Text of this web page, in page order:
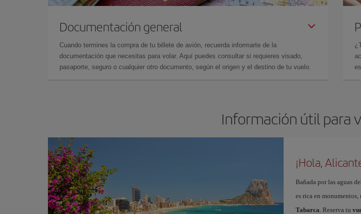
Documentación general
Cuando termines la compra de tu billete de avión, recuerda informarte de la
documentación que necesitas para volar. Aquí puedes consultar si requieres visado,
pasaporte, seguro o cualquier otro documento, según el origen y el destino de tu vuelo.
Información útil para
¡Hola,
Bañada por las aguas
es rica en
Tabarca. Reserva tu